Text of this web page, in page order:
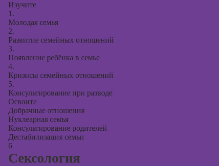
Изучите
1.
Молодая семья
2.
Развитие семейных отношений
3.
Появление ребёнка в семье
4.
Кризисы семейных отношений
5.
Консультирование при разводе
Освоите
Добрачные отношения
Нуклеарная семья
Консультирование родителей
Дестабилизация семьи
6
Сексология